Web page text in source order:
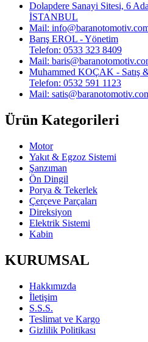
Dolapdere Sanayi Sitesi, 6
İSTANBUL
Mail:
Barış EROL - Yönetim
Telefon: 0533 323 8409
Mail:
Muhammed KOÇAK - Satış
Telefon: 0532 591 1123
Mail:
Ürün Kategorileri
Motor
Yakıt & Egzoz Sistemi
Şanzıman
Ön Dingil
Porya & Tekerlek
Çerçeve Parçaları
Direksiyon
Elektrik Sistemi
Kabin
KURUMSAL
Hakkımızda
İletişim
S.S.S.
Teslimat ve Kargo
Gizlilik Politikası